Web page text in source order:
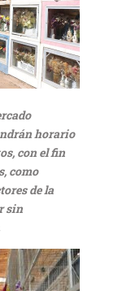
horario
con el fin
como
de la
sin